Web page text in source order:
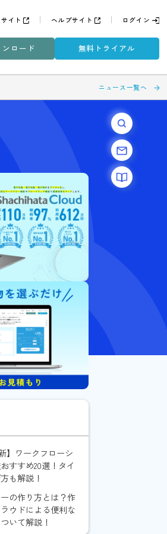
合わせ 契約サイト ヘルプサ
料 資料ダウンロード
すめ記事
【2025年最新】ワークフローシ
ステム比較おすすめ20選！タイ
プ別に選び方も解説！